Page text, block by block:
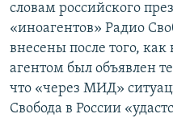
словам российского
«иноагентов» Радио
внесены после того,
агентом был объявлен
что «через МИД»
Свобода в России